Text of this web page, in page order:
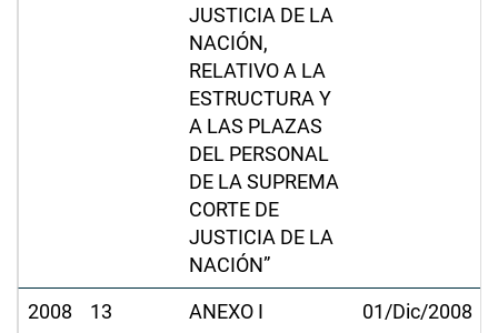
JUSTICIA DE LA
NACIÓN,
RELATIVO A LA
ESTRUCTURA Y
A LAS PLAZAS
DEL PERSONAL
DE LA SUPREMA
CORTE DE
JUSTICIA DE LA
NACIÓN”
2008 13 ANEXO I 01/Dic/2008